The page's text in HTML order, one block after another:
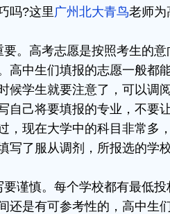
吗?这里 广州北大青鸟老师为
。高考志愿是按照考生的
高中生们填报的志愿一般都
候学生就要注意了，可以调
自己将要填报的专业，不要
，现在大学中的科目非常多
写了服从调剂，所报选的学
谨慎。每个学校都有最低
还是有可参考性的，高中生